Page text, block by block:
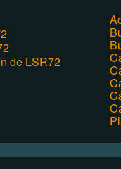
de LSR72